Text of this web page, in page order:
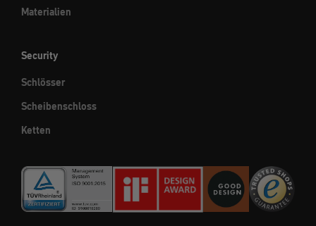
Materialien
Security
Schlösser
Scheibenschloss
Ketten